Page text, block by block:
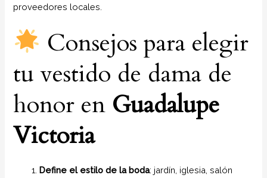
proveedores locales.
Consejos para elegir
tu vestido de dama de
honor en Guadalupe
Victoria
Define el estilo de la boda: jardín, iglesia, salón